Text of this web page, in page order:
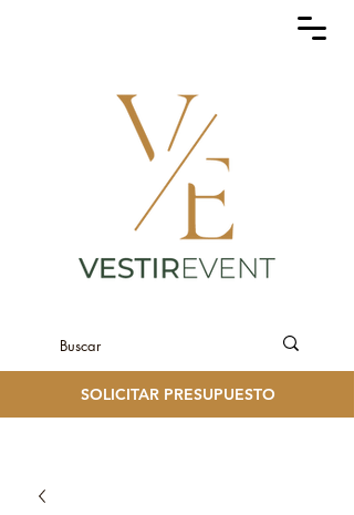
SOLICITAR PRESUPUESTO